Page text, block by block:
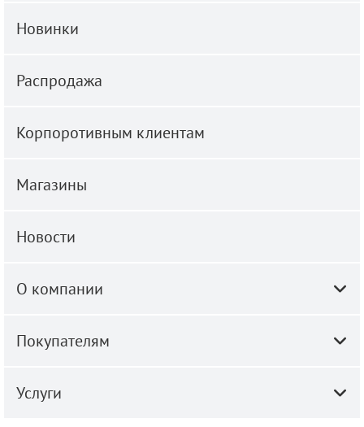
Новинки
Распродажа
Корпоротивным клиентам
Магазины
Новости
О компании
Покупателям
Услуги